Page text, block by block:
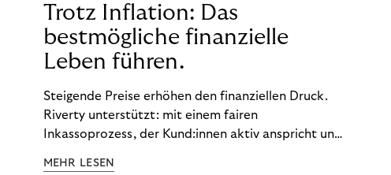
Trotz Inflation: Das
bestmögliche finanzielle
Leben führen.
Steigende Preise erhöhen den finanziellen Druck.
Riverty unterstützt: mit einem fairen
Inkassoprozess, der Kund:innen aktiv anspricht und
Finanzbildung ermöglicht. So bleiben Menschen
MEHR LESEN